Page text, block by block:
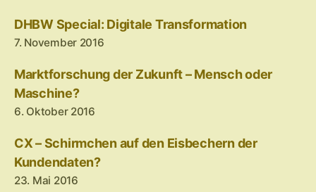
DHBW Special: Digitale Transformation
7. November 2016
Marktforschung der Zukunft – Mensch oder
Maschine?
6. Oktober 2016
CX – Schirmchen auf den Eisbechern der
Kundendaten?
23. Mai 2016